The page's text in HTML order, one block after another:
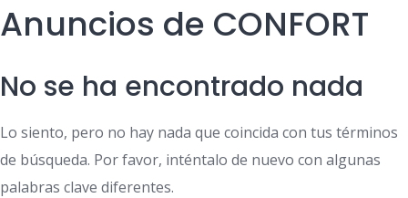
Anuncios de CONFORT
No se ha encontrado nada
Lo siento, pero no hay nada que coincida con tus términos
de búsqueda. Por favor, inténtalo de nuevo con algunas
palabras clave diferentes.